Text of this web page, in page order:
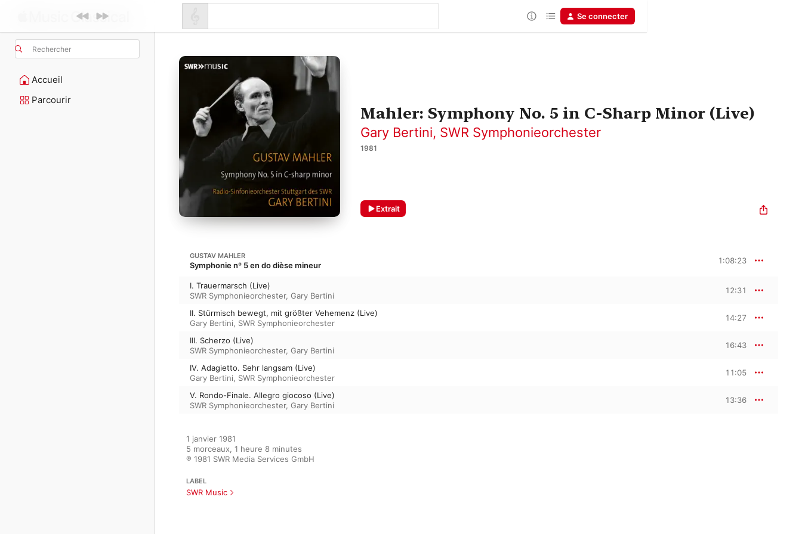
Rechercher
Accueil
Parcourir
Se connecter
Mahler: Symphony No. 5 in C-Sharp Minor (Live)
Gary Bertini, SWR Symphonieorchester
1981
Extrait
GUSTAV MAHLER
Symphonie nº 5 en do dièse mineur 1:08:23
I. Trauermarsch (Live)
SWR Symphonieorchester, Gary Bertini
12:31
II. Stürmisch bewegt, mit größter Vehemenz (Live)
Gary Bertini, SWR Symphonieorchester
14:27
III. Scherzo (Live)
SWR Symphonieorchester, Gary Bertini
16:43
IV. Adagietto. Sehr langsam (Live)
Gary Bertini, SWR Symphonieorchester
11:05
V. Rondo-Finale. Allegro giocoso (Live)
SWR Symphonieorchester, Gary Bertini
13:36
1 janvier 1981
5 morceaux, 1 heure 8 minutes
℗ 1981 SWR Media Services GmbH
LABEL
SWR Music